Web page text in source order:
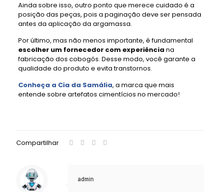
Ainda sobre isso, outro ponto que merece cuidado é a
posição das peças, pois a paginação deve ser pensada
antes da aplicação da argamassa.
Por último, mas não menos importante, é fundamental
escolher um fornecedor com experiência na
fabricação dos cobogós. Desse modo, você garante a
qualidade do produto e evita transtornos.
Conheça a Cia da Samália, a marca que mais
entende sobre artefatos cimentícios no mercado!
Compartilhar
admin